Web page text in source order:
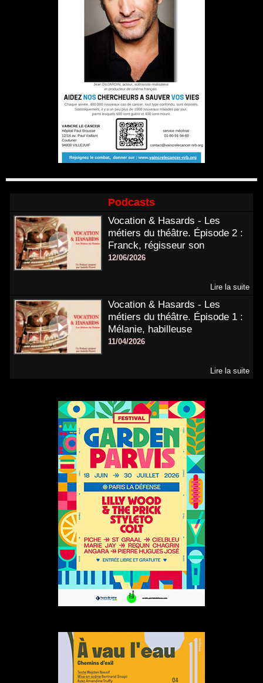
Podcasts
Vocation & Hasards - Les
métiers du théâtre. Épisode 2 :
Franck, régisseur son
12/06/2026
Lire la suite
Vocation & Hasards - Les
métiers du théâtre. Épisode 1 :
Mélanie, habilleuse
11/04/2026
Lire la suite